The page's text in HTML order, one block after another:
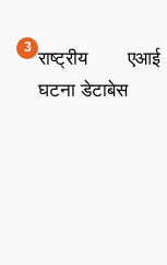
राष्ट्रीय एआई
घटना डेटाबेस